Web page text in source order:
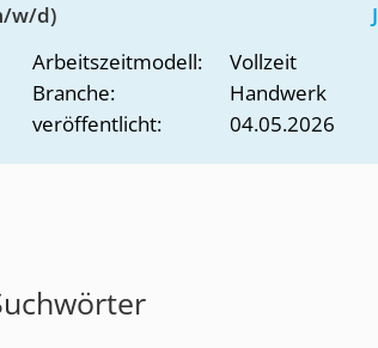
w/d)
Arbeitszeitmodell:
Branche:
veröffentlicht:
Vollzeit
Handwerk
04.05.2026